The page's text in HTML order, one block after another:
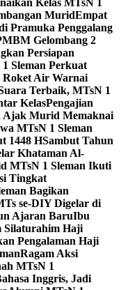
Kelas MTsN 1
MuridEmpat
Pramuka Penggalang
Gelombang 2
Persiapan
Sleman Perkuat
Roket Air Warnai
Terbaik, MTsN 1
KelasPengajian
Ajak Murid Memaknai
MTsN 1 Sleman
1448 HSambut Tahun
Khataman Al-
MTsN 1 Sleman Ikuti
Tingkat
Bagikan
se-DIY Digelar di
Ajaran BaruIbu
Silaturahim Haji
Pengalaman Haji
Ragam Aksi
MTsN 1
Inggris, Jadi